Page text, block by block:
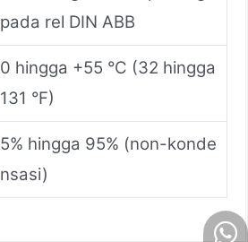
pada rel DIN ABB
0 hingga +55 °C (32 hingga
131 °F)
5% hingga 95% (non-konde
nsasi)